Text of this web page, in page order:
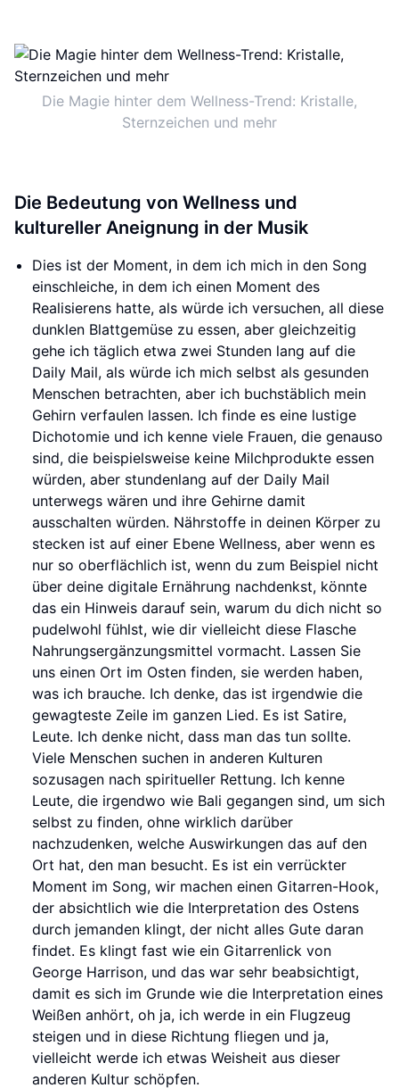
Die Magie hinter dem Wellness-Trend: Kristalle,
Sternzeichen und mehr
Die Bedeutung von Wellness und
kultureller Aneignung in der Musik
Dies ist der Moment, in dem ich mich in den Song
einschleiche, in dem ich einen Moment des
Realisierens hatte, als würde ich versuchen, all diese
dunklen Blattgemüse zu essen, aber gleichzeitig
gehe ich täglich etwa zwei Stunden lang auf die
Daily Mail, als würde ich mich selbst als gesunden
Menschen betrachten, aber ich buchstäblich mein
Gehirn verfaulen lassen. Ich finde es eine lustige
Dichotomie und ich kenne viele Frauen, die genauso
sind, die beispielsweise keine Milchprodukte essen
würden, aber stundenlang auf der Daily Mail
unterwegs wären und ihre Gehirne damit
ausschalten würden. Nährstoffe in deinen Körper zu
stecken ist auf einer Ebene Wellness, aber wenn es
nur so oberflächlich ist, wenn du zum Beispiel nicht
über deine digitale Ernährung nachdenkst, könnte
das ein Hinweis darauf sein, warum du dich nicht so
pudelwohl fühlst, wie dir vielleicht diese Flasche
Nahrungsergänzungsmittel vormacht. Lassen Sie
uns einen Ort im Osten finden, sie werden haben,
was ich brauche. Ich denke, das ist irgendwie die
gewagteste Zeile im ganzen Lied. Es ist Satire,
Leute. Ich denke nicht, dass man das tun sollte.
Viele Menschen suchen in anderen Kulturen
sozusagen nach spiritueller Rettung. Ich kenne
Leute, die irgendwo wie Bali gegangen sind, um sich
selbst zu finden, ohne wirklich darüber
nachzudenken, welche Auswirkungen das auf den
Ort hat, den man besucht. Es ist ein verrückter
Moment im Song, wir machen einen Gitarren-Hook,
der absichtlich wie die Interpretation des Ostens
durch jemanden klingt, der nicht alles Gute daran
findet. Es klingt fast wie ein Gitarrenlick von
George Harrison, und das war sehr beabsichtigt,
damit es sich im Grunde wie die Interpretation eines
Weißen anhört, oh ja, ich werde in ein Flugzeug
steigen und in diese Richtung fliegen und ja,
vielleicht werde ich etwas Weisheit aus dieser
anderen Kultur schöpfen.